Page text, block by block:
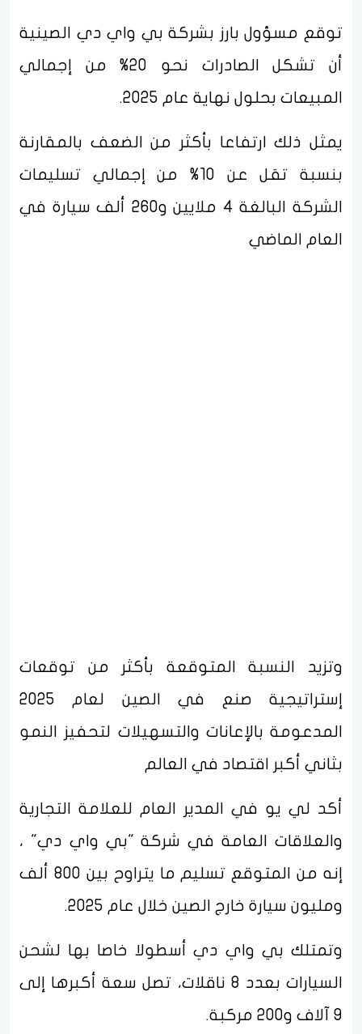
توقع مسؤول بارز بشركة بي واي دي الصينية
أن تشكل الصادرات نحو 20% من إجمالي
المبيعات بحلول نهاية عام 2025.
يمثل ذلك ارتفاعا بأكثر من الضعف بالمقارنة
بنسبة تقل عن 10% من إجمالي تسليمات
الشركة البالغة 4 ملايين و260 ألف سيارة في
العام الماضي
وتزيد النسبة المتوقعة بأكثر من توقعات
إستراتيجية صنع في الصين لعام 2025
المدعومة بالإعانات والتسهيلات لتحفيز النمو
بثاني أكبر اقتصاد في العالم
أكد لي يو في المدير العام للعلامة التجارية
والعلاقات العامة في شركة "بي واي دي" ،
إنه من المتوقع تسليم ما يتراوح بين 800 ألف
ومليون سيارة خارج الصين خلال عام 2025.
وتمتلك بي واي دي أسطولا خاصا بها لشحن
السيارات بعدد 8 ناقلات، تصل سعة أكبرها إلى
9 آلاف و200 مركبة.